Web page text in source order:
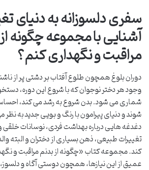
سفری دلسوزانه به دنیای
آشنایی با مجموعه چگونه
مراقبت و نگهداری کنم؟
دوران بلوغ همچون طلوع آفتاب بر دشتی پر از
وجود هر دختر نوجوان که با شروع این دوره،
شماری می شود. بدن شروع به رشد می کند،
شوند و دنیای پیرامون با رنگ و بویی جدید به نظر
دغدغه هایی درباره بهداشت فردی، نوسانات خلقی
تغییرات طبیعی، ذهن بسیاری از دختران و البته
کند. مجموعه کتاب «چگونه از بدنم مراقبت و
عمیق از این نیازها، همچون دوستی آگاه و